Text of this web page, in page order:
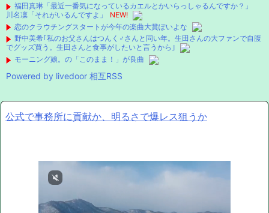
福田真琳「最近一番気になっているカエルとかいらっしゃるんですか？」
川名凜「それがいるんですよ」
NEW!
恋のクラウチングスタートが今年の楽曲大賞ぽいよな
野中美希｢私のお父さんはつんく♂さんと同い年。生田さんの大ファンで自腹
でグッズ買う。生田さんと食事がしたいと言うから｣
モーニング娘。の「このまま！」が良曲
Powered by livedoor 相互RSS
公式で事務所に貢献か、明るさで爆レス狙うか